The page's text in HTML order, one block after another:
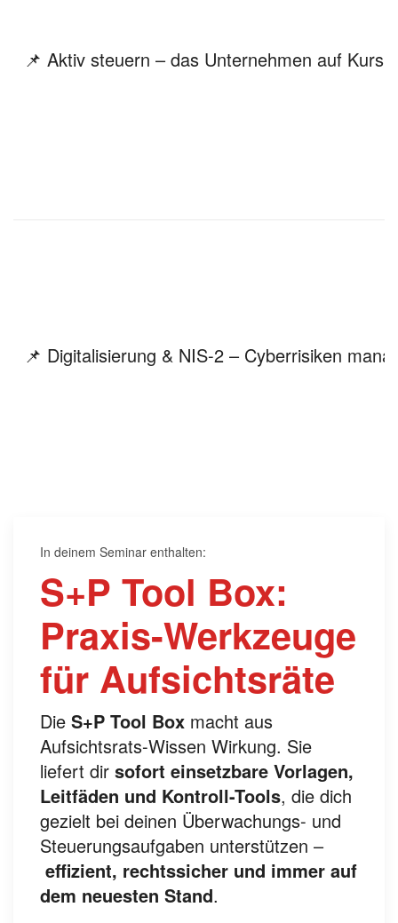
📌 Aktiv steuern – das Unternehmen auf Kurs
📌 Digitalisierung & NIS-2 – Cyberrisiken
In deinem Seminar enthalten:
S+P Tool Box:
Praxis-Werkzeuge
für Aufsichtsräte
Die S+P Tool Box macht aus
Aufsichtsrats-Wissen Wirkung. Sie
liefert dir sofort einsetzbare Vorlagen,
Leitfäden und Kontroll-Tools, die dich
gezielt bei deinen Überwachungs- und
Steuerungsaufgaben unterstützen –
effizient, rechtssicher und immer auf
dem neuesten Stand.